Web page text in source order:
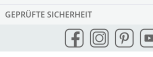
GEPRÜFTE SICHERHEIT